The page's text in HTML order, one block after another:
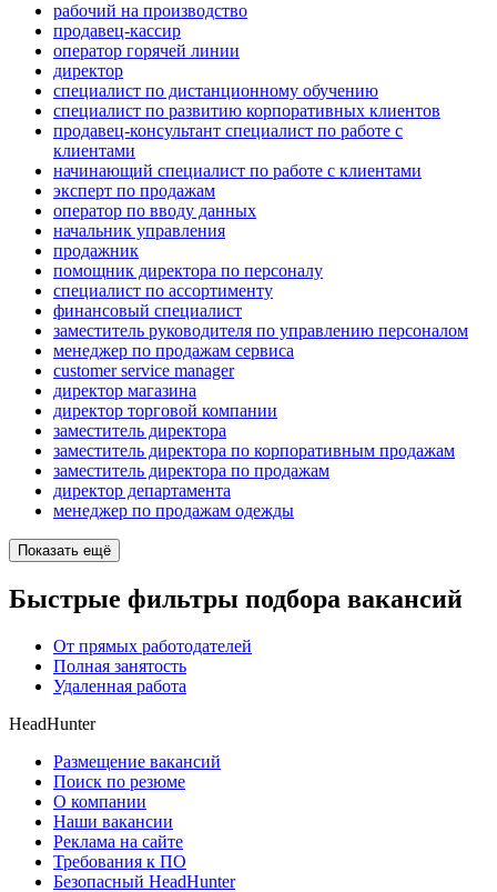
рабочий на производство
продавец-кассир
оператор горячей линии
директор
специалист по дистанционному обучению
специалист по развитию корпоративных клиентов
продавец-консультант специалист по работе с
клиентами
начинающий специалист по работе с клиентами
эксперт по продажам
оператор по вводу данных
начальник управления
продажник
помощник директора по персоналу
специалист по ассортименту
финансовый специалист
заместитель руководителя по управлению персоналом
менеджер по продажам сервиса
customer service manager
директор магазина
директор торговой компании
заместитель директора
заместитель директора по корпоративным продажам
заместитель директора по продажам
директор департамента
менеджер по продажам одежды
Показать ещё
Быстрые фильтры подбора вакансий
От прямых работодателей
Полная занятость
Удаленная работа
HeadHunter
Размещение вакансий
Поиск по резюме
О компании
Наши вакансии
Реклама на сайте
Требования к ПО
Безопасный HeadHunter